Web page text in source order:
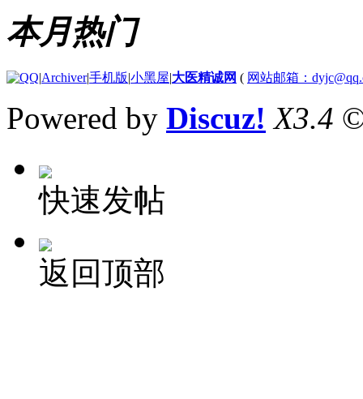
本月热门
|Archiver|手机版|小黑屋|大医精诚网 ( 网站邮箱：
Powered by Discuz! X3.4
快速发帖
返回顶部